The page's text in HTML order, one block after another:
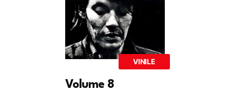
VINILE
Volume 8